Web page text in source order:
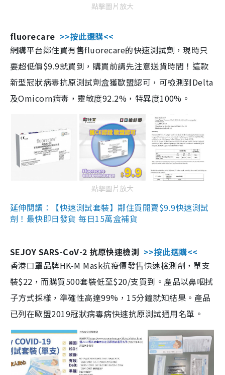
點擊圖片放大
fluorecare >>按此選購<<
網購平台鄰住買有售fluorecare的快速測試劑，現時只
要超低價$9.9就買到，購買前請先注意送貨時間！這款
新型冠狀病毒抗原測試劑盒獲歐盟認可，可檢測到Delta
及Omicorn病毒，靈敏度92.2%，特異度100%。
點擊圖片放大
延伸閱讀：【快速測試套裝】鄰住買開賣$9.9快速測試
劑！最快即日發貨 每日15萬盒補貨
SEJOY SARS-CoV-2 抗原快速檢測 >>按此選購<<
香港口罩品牌HK-M Mask抗疫價發售快速檢測劑，單支
裝$22，而購買500套裝低至$20/支買到。產品以鼻咽拭
子方式採樣，準確性高達99%，15分鐘就知結果。產品
已列在歐盟2019冠狀病毒病快速抗原測試通用名單。